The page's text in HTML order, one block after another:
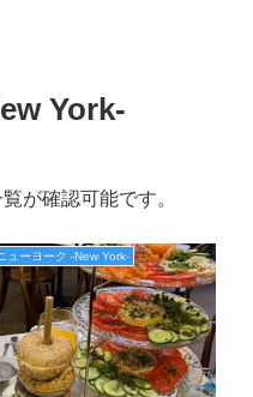
York-
が確認可能です。
ューヨーク -New York-